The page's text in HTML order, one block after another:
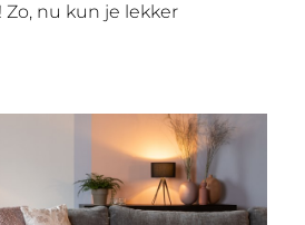
nu kun je lekker